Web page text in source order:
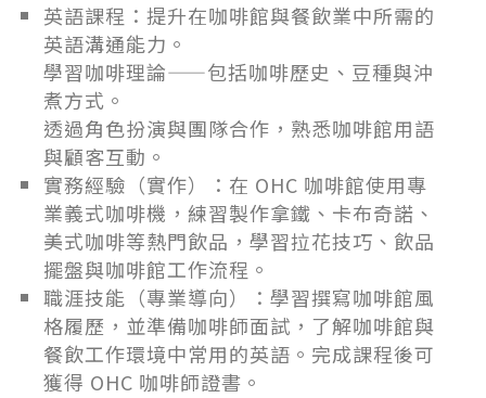
英語課程：提升在咖啡館與餐飲業中所需的
英語溝通能力。
學習咖啡理論——包括咖啡歷史、豆種與沖
煮方式。
透過角色扮演與團隊合作，熟悉咖啡館用語
與顧客互動。
實務經驗（實作）：在 OHC 咖啡館使用專
業義式咖啡機，練習製作拿鐵、卡布奇諾、
美式咖啡等熱門飲品，學習拉花技巧、飲品
擺盤與咖啡館工作流程。
職涯技能（專業導向）：學習撰寫咖啡館風
格履歷，並準備咖啡師面試，了解咖啡館與
餐飲工作環境中常用的英語。完成課程後可
獲得 OHC 咖啡師證書。